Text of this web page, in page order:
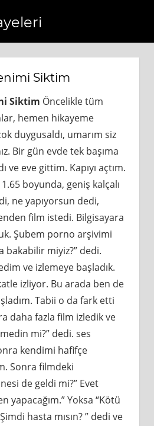
Siktim
Siktim Öncelikle tüm
hemen hikayeme
duygusaldı, umarım siz
Bir gün evde tek başıma
ve eve gittim. Kapıyı açtım.
boyunda, geniş kalçalı
ne yapıyorsun dedi,
film istedi. Bilgisayara
Şubem porno arşivimi
bakabilir miyiz?” dedi.
ve izlemeye başladık.
izliyor. Bu arada ben de
Tabii o da fark etti
daha fazla film izledik ve
mi?” dedi. ses
kendimi hafifçe
Sonra filmdeki
de geldi mi?” Evet
yapacağım.” Yoksa “Kötü
hasta mısın? ” dedi ve